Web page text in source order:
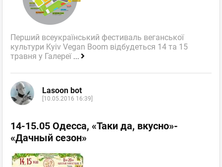
Перший всеукраїнський фестиваль веганської
культури Kyiv Vegan Boom відбудеться 14 та 15
травня у Галереї ...
Lasoon bot
[10.05.2016 16:39]
14-15.05 Одесса, «Таки да, вкусно»-
«Дачный сезон»